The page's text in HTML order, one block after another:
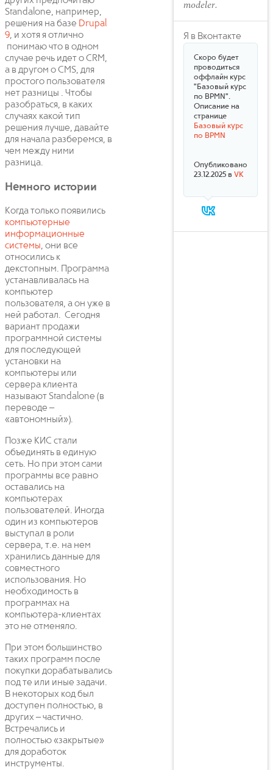
Standalone, например,
решения на базе Drupal
9, и хотя я отлично
понимаю что в одном
случае речь идет о CRM,
а в другом о CMS, для
простого пользователя
нет разницы . Чтобы
разобраться, в каких
случаях какой тип
решения лучше, давайте
для начала разберемся, в
чем между ними
разница.
Немного истории
Когда только появились
компьютерные
информационные
системы, они все
относились к
декстопным. Программа
устанавливалась на
компьютер
пользователя, а он уже в
ней работал. Сегодня
вариант продажи
программной системы
для последующей
установки на
компьютеры или
сервера клиента
называют Standalone (в
переводе –
«автономный»).
Позже КИС стали
объединять в единую
сеть. Но при этом сами
программы все равно
оставались на
компьютерах
пользователей. Иногда
один из компьютеров
выступал в роли
сервера, т.е. на нем
хранились данные для
совместного
использования. Но
необходимость в
программах на
компьютера-клиентах
это не отменяло.
При этом большинство
таких программ после
покупки дорабатывались
под те или иные задачи.
В некоторых код был
доступен полностью, в
других – частично.
Встречались и
полностью «закрытые»
для доработок
инструменты.
modeler.
Я в Вконтакте
Скоро будет
проводиться
оффлайн курс
"Базовый курс
по BPMN".
Описание на
странице
Базовый курс
по BPMN
Опубликовано
23.12.2025 в VK